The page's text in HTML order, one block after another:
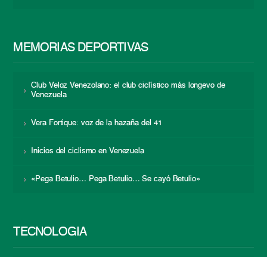
MEMORIAS DEPORTIVAS
Club Veloz Venezolano: el club ciclístico más longevo de
Venezuela
Vera Fortique: voz de la hazaña del 41
Inicios del ciclismo en Venezuela
«Pega Betulio… Pega Betulio… Se cayó Betulio»
TECNOLOGÍA